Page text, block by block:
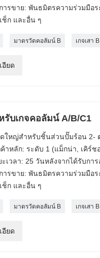
รขาย: พันธมิตรความร่วมมือร
ช็ก และอื่น ๆ
มาตรวัดคอลัมน์ B เกจเสา B
อียด
รับเกจคอลัมน์ A/B/C1
ใหญ่สำหรับชิ้นส่วนปั๊มร้อน 2-
ค้าหลัก: ระดับ 1 (แม็กน่า, เคิร์
ะเวลา: 25 วันหลังจากได้รับกา
รขาย: พันธมิตรความร่วมมือร
ช็ก และอื่น ๆ
มาตรวัดคอลัมน์ B เกจเสา B
อียด